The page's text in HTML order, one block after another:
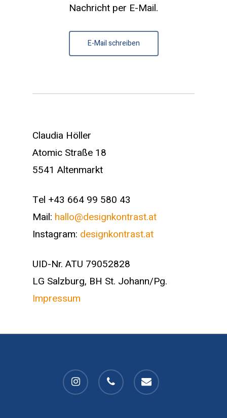
Nachricht per E-Mail.
E-Mail schreiben
Claudia Höller
Atomic Straße 18
5541 Altenmarkt
Tel +43 664 99 580 43
Mail: hallo@designkontrast.at
Instagram: designkontrast.at
UID-Nr. ATU 79052828
LG Salzburg, BH St. Johann/Pg.
Impressum
instagram phone email